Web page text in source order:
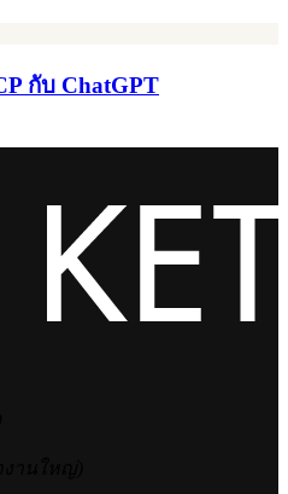
กับ ChatGPT